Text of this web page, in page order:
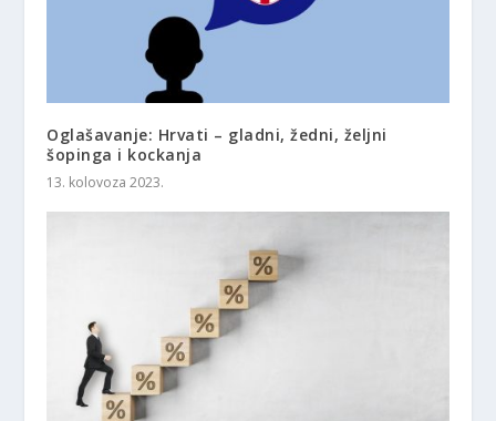
Oglašavanje: Hrvati – gladni, žedni, željni
šopinga i kockanja
13. kolovoza 2023.